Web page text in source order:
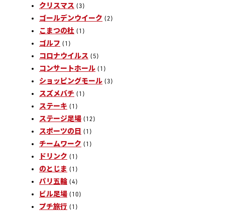
クリスマス (3)
ゴールデンウイーク (2)
こまつの杜 (1)
ゴルフ (1)
コロナウイルス (5)
コンサートホール (1)
ショッピングモール (3)
スズメバチ (1)
ステーキ (1)
ステージ足場 (12)
スポーツの日 (1)
チームワーク (1)
ドリンク (1)
のとじま (1)
パリ五輪 (4)
ビル足場 (10)
プチ旅行 (1)